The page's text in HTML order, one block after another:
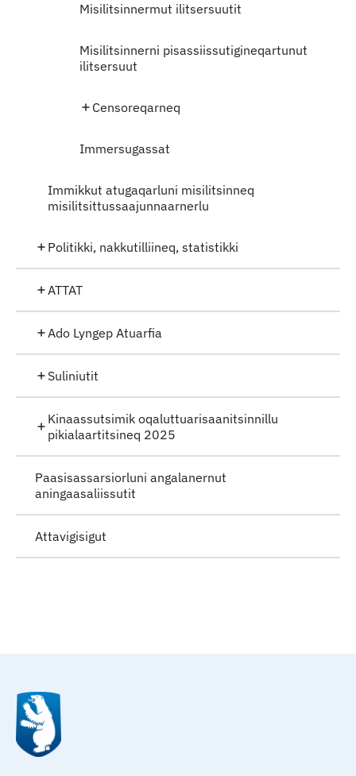
Misilitsinnermut ilitsersuutit
Misilitsinnerni pisassiissutigineqartunut
ilitsersuut
Censoreqarneq
Immersugassat
Immikkut atugaqarluni misilitsinneq
misilitsittussaajunnaarnerlu
Politikki, nakkutilliineq, statistikki
ATTAT
Ado Lyngep Atuarfia
Suliniutit
Kinaassutsimik oqaluttuarisaanitsinnillu
pikialaartitsineq 2025
Paasisassarsiorluni angalanernut
aningaasaliissutit
Attavigisigut